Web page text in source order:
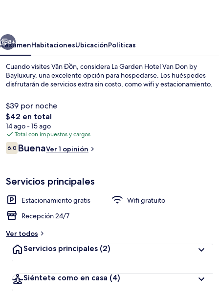
Don
by
Bayluxury
Siguiente
8+
ResumenHabitacionesUbicaciónPolíticas
Cuando visites Vân Đồn, considera La Garden Hotel Van Don by
Bayluxury, una excelente opción para hospedarse. Los huéspedes
disfrutarán de servicios extra sin costo, como wifi y estacionamiento.
$39 por noche
El
precio
total
es
de
$42 en total
14 ago - 15 ago
Total con impuestos y cargos
Opiniones
6.06.0 de 10,
BuenaVer 1 opinión
Servicios principales
Estacionamiento gratis
Wifi gratuito
Recepción 24/7
Ver todos
Servicios principales (2)
Siéntete como en casa (4)